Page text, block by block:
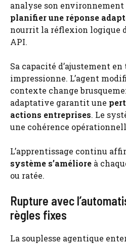
analyse son
planifier une réponse
nourrit la réflexion logique
API.
Sa capacité d’ajustement
impressionne. L’agent
contexte change
adaptative garantit une
actions entreprises. Le
une cohérence
L’apprentissage continu
système s’améliore à
ou ratée.
Rupture avec
règles fixes
La souplesse agentique